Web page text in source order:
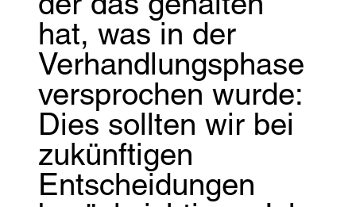
der das gehalten
hat, was in der
Verhandlungsphase
versprochen wurde:
Dies sollten wir bei
zukünftigen
Entscheidungen